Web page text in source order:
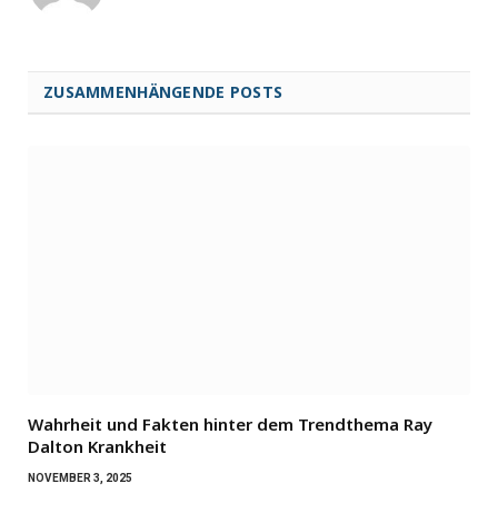
ZUSAMMENHÄNGENDE POSTS
Wahrheit und Fakten hinter dem Trendthema Ray
Dalton Krankheit
NOVEMBER 3, 2025